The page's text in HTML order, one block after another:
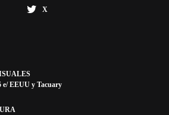
X
e/ EEUU y Tacuary